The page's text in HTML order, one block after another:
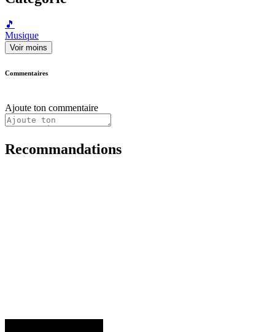
🎵
Musique
Voir moins
Commentaires
Ajoute ton commentaire
Recommandations